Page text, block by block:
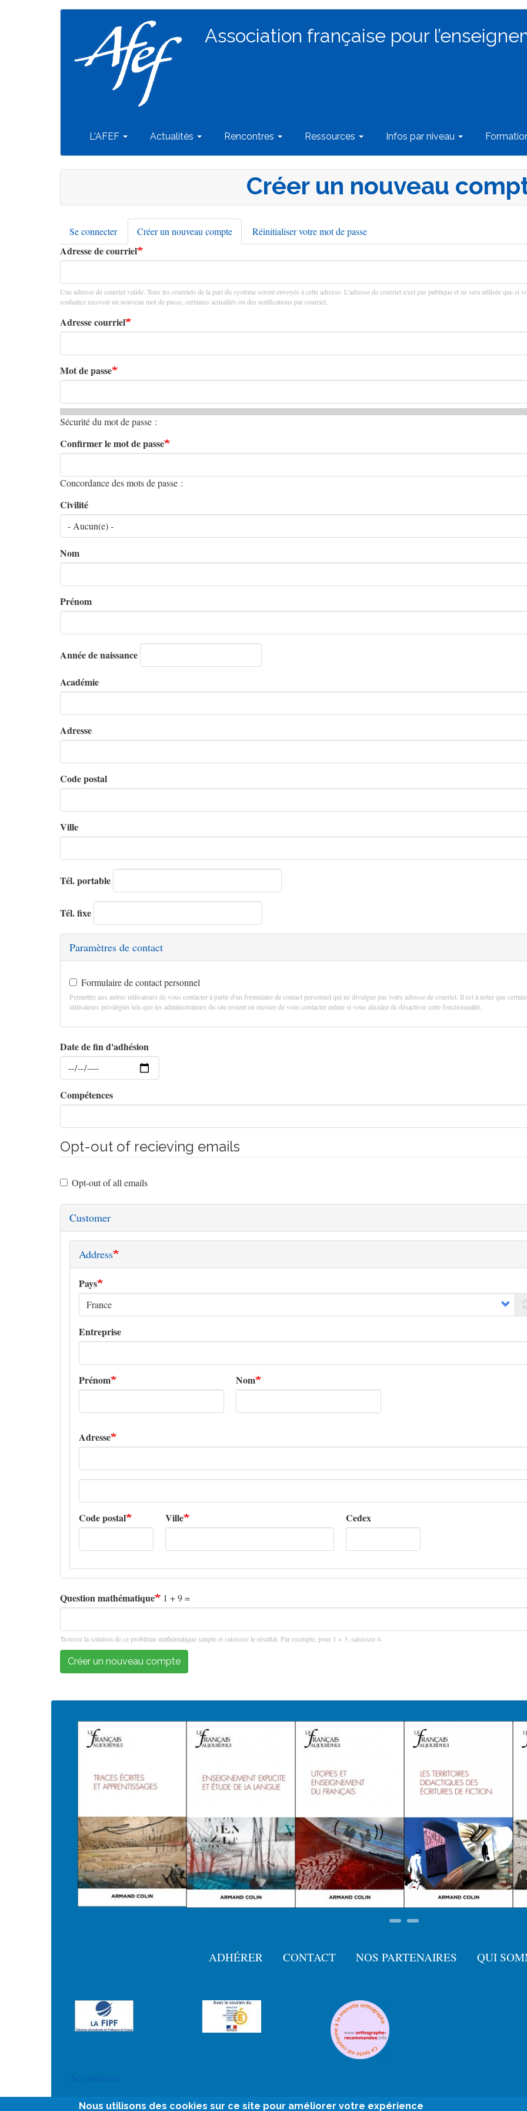
Association française pour
Navigation
principale
L'AFEF Actualités Rencontres Ressources Infos par niveau
Créer un nouveau
Onglets
principaux
Se connecter Créer un nouveau compte (onglet
actif)
Réinitialiser votre mot de passe
Adresse de courriel
Une adresse de courriel valide. Tous les courriels de la part du système seront envoyés à cette adresse. L'adresse de courriel n'est pas publique et ne sera utilisée que si
souhaitez recevoir un nouveau mot de passe, certaines actualités ou des notifications par courriel.
Adresse courriel
Mot de passe
Sécurité du mot de passe :
Confirmer le mot de passe
Concordance des mots de passe :
Civilité
Nom
Prénom
Année de naissance
Académie
Adresse
Code postal
Ville
Tél. portable
Tél. fixe
Paramètres de contact
Formulaire de contact personnel
Permettre aux autres utilisateurs de vous contacter à partir d'un formulaire de contact personnel qui ne divulgue pas votre adresse de courriel. Il est à noter que
utilisateurs privilégiés tels que les administrateurs du site restent en mesure de vous contacter même si vous décidez de désactiver cette fonctionnalité.
Date de fin d'adhésion
Date
Compétences
Opt-out of recieving emails
Opt-out of all emails
Customer
Address
Pays
Entreprise
Prénom Nom
Adresse
Adresse
Code postal Ville Cedex
Question mathématique 1 + 9 =
Trouvez la solution de ce problème mathématique simple et saisissez le résultat. Par exemple, pour 1 + 3, saisissez 4.
Créer un nouveau compte
page
ADHÉRER CONTACT NOS PARTENAIRES QUI
Se connecter
Nous utilisons des cookies sur ce site pour améliorer votre expérience